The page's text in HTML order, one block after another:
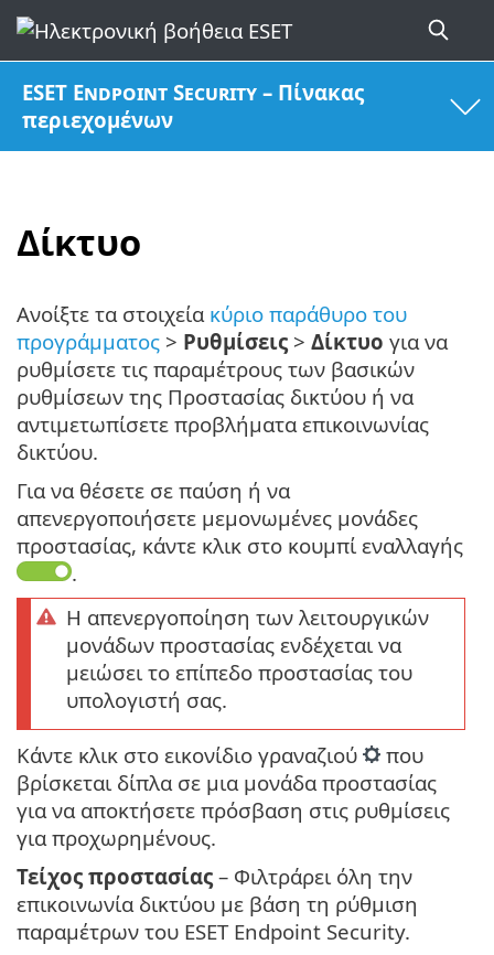
ESET Endpoint Security – Πίνακας
περιεχομένων
Δίκτυο
Ανοίξτε τα στοιχεία κύριο παράθυρο του
προγράμματος > Ρυθμίσεις > Δίκτυο για να
ρυθμίσετε τις παραμέτρους των βασικών
ρυθμίσεων της Προστασίας δικτύου ή να
αντιμετωπίσετε προβλήματα επικοινωνίας
δικτύου.
Για να θέσετε σε παύση ή να
απενεργοποιήσετε μεμονωμένες μονάδες
προστασίας, κάντε κλικ στο κουμπί εναλλαγής
.
Η απενεργοποίηση των λειτουργικών
μονάδων προστασίας ενδέχεται να
μειώσει το επίπεδο προστασίας του
υπολογιστή σας.
Κάντε κλικ στο εικονίδιο γραναζιού
που
βρίσκεται δίπλα σε μια μονάδα προστασίας
για να αποκτήσετε πρόσβαση στις ρυθμίσεις
για προχωρημένους.
Τείχος προστασίας – Φιλτράρει όλη την
επικοινωνία δικτύου με βάση τη ρύθμιση
παραμέτρων του ESET Endpoint Security.